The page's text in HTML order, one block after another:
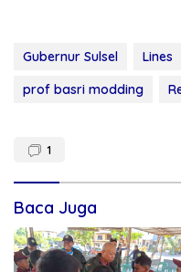
Gubernur Sulsel Lines
prof basri modding
1
Baca Juga